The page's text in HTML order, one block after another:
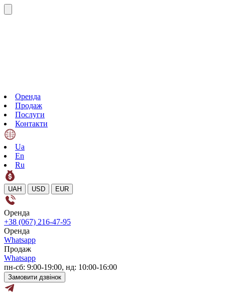
Оренда
Продаж
Послуги
Контакти
Ua
En
Ru
UAH USD EUR
Оренда
+38 (067) 216-47-95
Оренда
Whatsapp
Продаж
Whatsapp
пн-сб: 9:00-19:00, нд: 10:00-16:00
Замовити дзвінок